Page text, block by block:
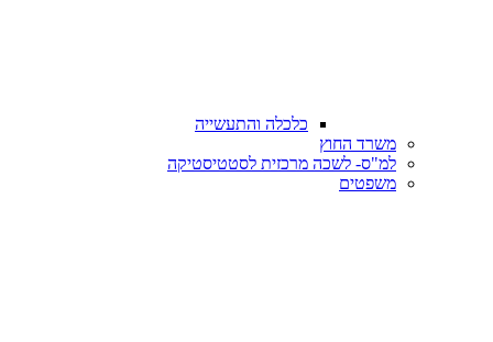
כלכלה והתעשייה
משרד החוץ
למ"ס- לשכה מרכזית לסטטיסטיקה
משפטים